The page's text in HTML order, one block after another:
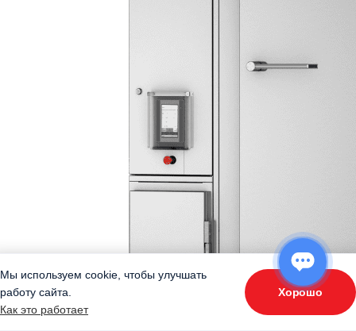
Мы используем cookie, чтобы улучшать
работу сайта.
Как это работает
Хорошо
«Подберите оборудование»